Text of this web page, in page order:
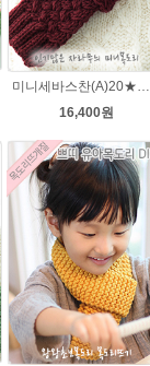
미니세바스찬(A)20★시크릿울 목도리뜨기 뜨개질
16,400원